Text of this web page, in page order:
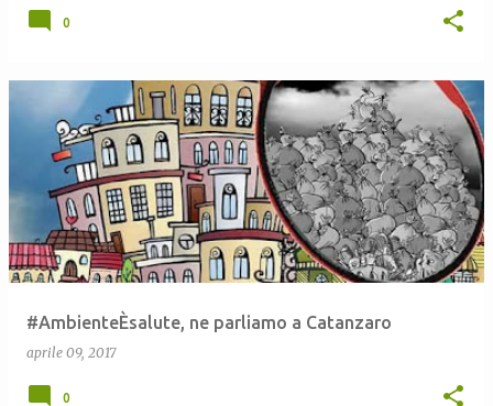
0
#AmbienteÈsalute, ne parliamo a Catanzaro
aprile 09, 2017
0